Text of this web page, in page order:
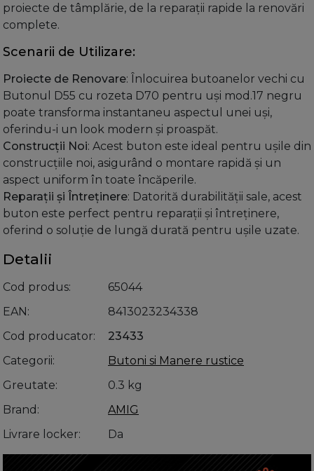
proiecte de tâmplărie, de la reparații rapide la renovări
complete.
Scenarii de Utilizare:
Proiecte de Renovare: Înlocuirea butoanelor vechi cu
Butonul D55 cu rozeta D70 pentru uși mod.17 negru
poate transforma instantaneu aspectul unei uși,
oferindu-i un look modern și proaspăt.
Construcții Noi: Acest buton este ideal pentru ușile din
construcțiile noi, asigurând o montare rapidă și un
aspect uniform în toate încăperile.
Reparații și Întreținere: Datorită durabilității sale, acest
buton este perfect pentru reparații și întreținere,
oferind o soluție de lungă durată pentru ușile uzate.
Detalii
Cod produs
65044
EAN
8413023234338
Cod producator
23433
Categorii
Butoni si Manere rustice
Greutate
0.3 kg
Brand
AMIG
Livrare locker
Da